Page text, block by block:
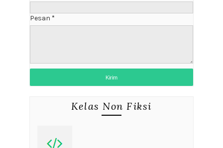
Pesan *
Kelas Non Fiksi